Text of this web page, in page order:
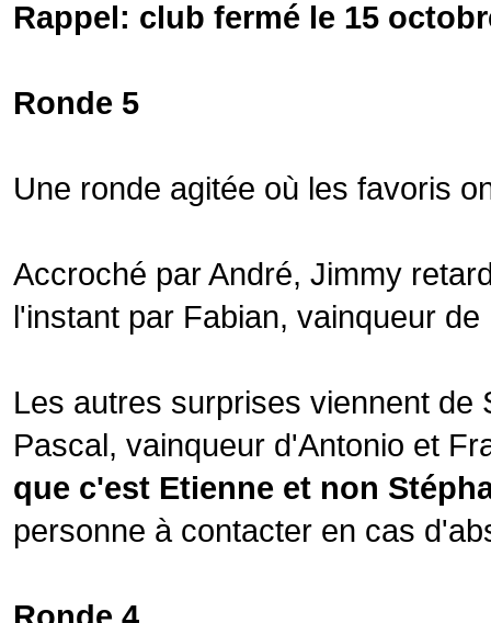
Rappel: club fermé le 15
Ronde 5
Une ronde agitée où les favoris
Accroché par André, Jimmy
l'instant par Fabian, vainqueur
Les autres surprises viennent de
Pascal, vainqueur d'Antonio et
que c'est Etienne et non
personne à contacter en cas